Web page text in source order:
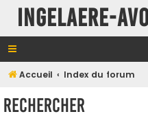
INGELAERE-
Accueil Index du forum
Rechercher